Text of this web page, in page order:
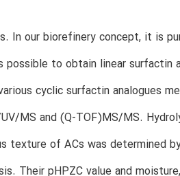
In our biorefinery concept, it is
to obtain linear surfactin
cyclic surfactin analogues
MS and (Q-TOF)MS/MS.
texture of ACs was determined
Their pHPZC value and